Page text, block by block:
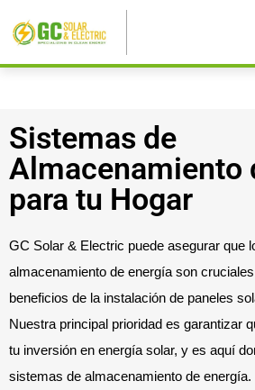
Sistemas de
Almacenamiento
para tu Hogar
GC Solar & Electric puede asegurar que
almacenamiento de energía son
beneficios de la instalación de paneles
Nuestra principal prioridad es garantizar
tu inversión en energía solar, y es aquí
sistemas de almacenamiento de energía.